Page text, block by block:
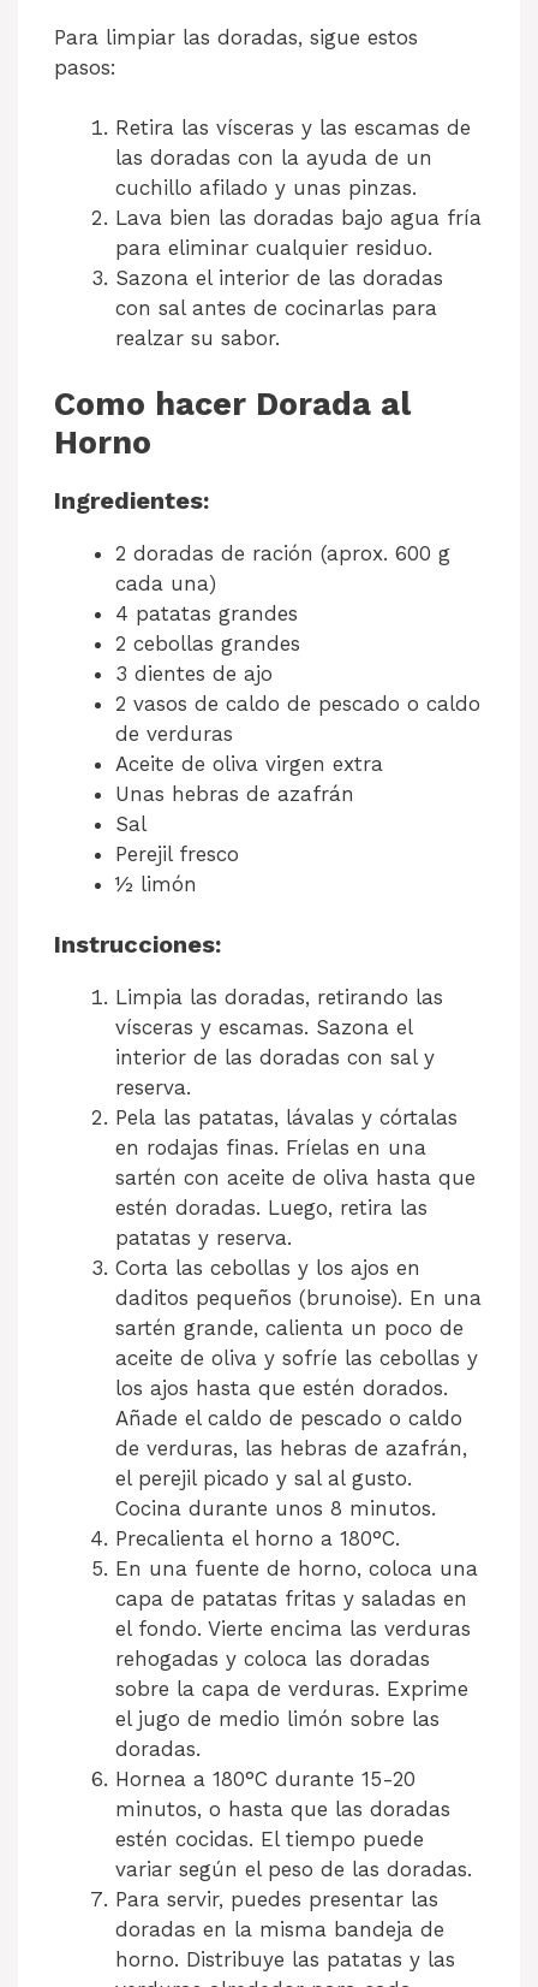
Para limpiar las doradas, sigue estos
pasos:
Retira las vísceras y las escamas de
las doradas con la ayuda de un
cuchillo afilado y unas pinzas.
Lava bien las doradas bajo agua fría
para eliminar cualquier residuo.
Sazona el interior de las doradas
con sal antes de cocinarlas para
realzar su sabor.
Como hacer Dorada al
Horno
Ingredientes:
2 doradas de ración (aprox. 600 g
cada una)
4 patatas grandes
2 cebollas grandes
3 dientes de ajo
2 vasos de caldo de pescado o caldo
de verduras
Aceite de oliva virgen extra
Unas hebras de azafrán
Sal
Perejil fresco
½ limón
Instrucciones:
Limpia las doradas, retirando las
vísceras y escamas. Sazona el
interior de las doradas con sal y
reserva.
Pela las patatas, lávalas y córtalas
en rodajas finas. Fríelas en una
sartén con aceite de oliva hasta que
estén doradas. Luego, retira las
patatas y reserva.
Corta las cebollas y los ajos en
daditos pequeños (brunoise). En una
sartén grande, calienta un poco de
aceite de oliva y sofríe las cebollas y
los ajos hasta que estén dorados.
Añade el caldo de pescado o caldo
de verduras, las hebras de azafrán,
el perejil picado y sal al gusto.
Cocina durante unos 8 minutos.
Precalienta el horno a 180°C.
En una fuente de horno, coloca una
capa de patatas fritas y saladas en
el fondo. Vierte encima las verduras
rehogadas y coloca las doradas
sobre la capa de verduras. Exprime
el jugo de medio limón sobre las
doradas.
Hornea a 180°C durante 15-20
minutos, o hasta que las doradas
estén cocidas. El tiempo puede
variar según el peso de las doradas.
Para servir, puedes presentar las
doradas en la misma bandeja de
horno. Distribuye las patatas y las